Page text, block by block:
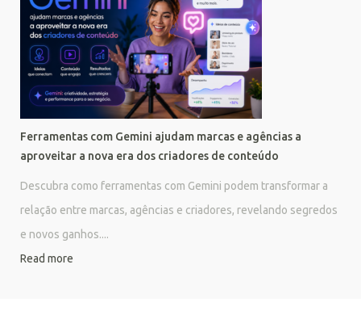
Ferramentas com Gemini ajudam marcas e agências a
aproveitar a nova era dos criadores de conteúdo
Descubra como ferramentas com Gemini podem transformar a
relação entre marcas, agências e criadores, revelando segredos
e novos ganhos....
Read more